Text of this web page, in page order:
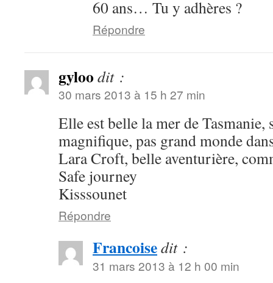
60 ans… Tu y adhères ?
Répondre
gyloo dit :
30 mars 2013 à 15 h 27 min
Elle est belle la mer de Tasmanie,
magnifique, pas grand monde
Lara Croft, belle aventurière,
Safe journey
Kisssounet
Répondre
Francoisedit :
31 mars 2013 à 12 h 00 min